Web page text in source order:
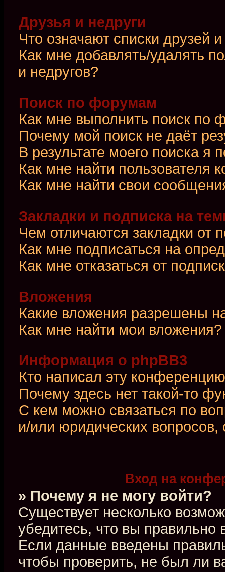
Друзья и недруги
Что означают списки друзей
Как мне добавлять/удалять
и недругов?
Поиск по форумам
Как мне выполнить поиск
Почему мой поиск не даёт
В результате моего поиска я
Как мне найти пользователя
Как мне найти свои
Закладки и подписка на
Чем отличаются закладки от
Как мне подписаться на
Как мне отказаться от
Вложения
Какие вложения разрешены
Как мне найти мои вложения?
Информация о phpBB3
Кто написал эту
Почему здесь нет такой-то
С кем можно связаться по
и/или юридических
Вход на
» Почему я не могу войти?
Существует несколько
убедитесь, что вы правильно
Если данные введены
чтобы проверить, не был ли